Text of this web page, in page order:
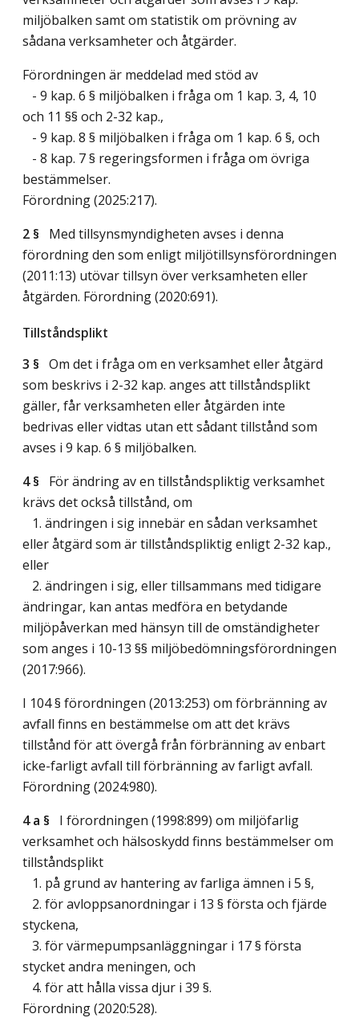
miljöbalken samt om statistik om prövning av
sådana verksamheter och åtgärder.
Förordningen är meddelad med stöd av
- 9 kap. 6 § miljöbalken i fråga om 1 kap. 3, 4, 10
och 11 §§ och 2-32 kap.,
- 9 kap. 8 § miljöbalken i fråga om 1 kap. 6 §, och
- 8 kap. 7 § regeringsformen i fråga om övriga
bestämmelser.
Förordning (2025:217).
2 § Med tillsynsmyndigheten avses i denna
förordning den som enligt miljötillsynsförordningen
(2011:13) utövar tillsyn över verksamheten eller
åtgärden. Förordning (2020:691).
Tillståndsplikt
3 § Om det i fråga om en verksamhet eller åtgärd
som beskrivs i 2-32 kap. anges att tillståndsplikt
gäller, får verksamheten eller åtgärden inte
bedrivas eller vidtas utan ett sådant tillstånd som
avses i 9 kap. 6 § miljöbalken.
4 § För ändring av en tillståndspliktig verksamhet
krävs det också tillstånd, om
1. ändringen i sig innebär en sådan verksamhet
eller åtgärd som är tillståndspliktig enligt 2-32 kap.,
eller
2. ändringen i sig, eller tillsammans med tidigare
ändringar, kan antas medföra en betydande
miljöpåverkan med hänsyn till de omständigheter
som anges i 10-13 §§ miljöbedömningsförordningen
(2017:966).
I 104 § förordningen (2013:253) om förbränning av
avfall finns en bestämmelse om att det krävs
tillstånd för att övergå från förbränning av enbart
icke-farligt avfall till förbränning av farligt avfall.
Förordning (2024:980).
4 a § I förordningen (1998:899) om miljöfarlig
verksamhet och hälsoskydd finns bestämmelser om
tillståndsplikt
1. på grund av hantering av farliga ämnen i 5 §,
2. för avloppsanordningar i 13 § första och fjärde
styckena,
3. för värmepumpsanläggningar i 17 § första
stycket andra meningen, och
4. för att hålla vissa djur i 39 §.
Förordning (2020:528).